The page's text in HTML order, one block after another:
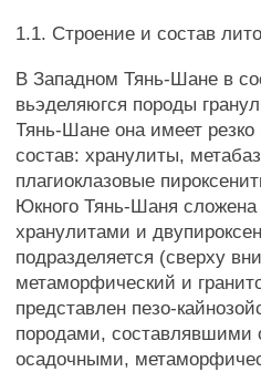
1.1. Строение и состав
В Западном Тянь-Шане в
вьэделяюгся породы
Тянь-Шане она имеет
состав: хранулиты,
плагиоклазовые
Юкного Тянь-Шаня
хранулитами и
подразделяется (сверху
метаморфический и
представлен пезо-
породами, составлявшими
осадочными,